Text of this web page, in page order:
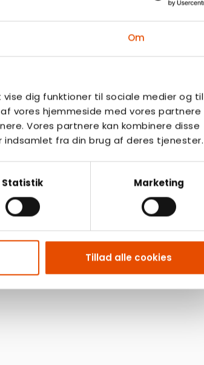
Om
dig funktioner til sociale medier og til
vores hjemmeside med vores partnere
Vores partnere kan kombinere disse
indsamlet fra din brug af deres tjenester.
Statistik Marketing
Tillad alle cookies